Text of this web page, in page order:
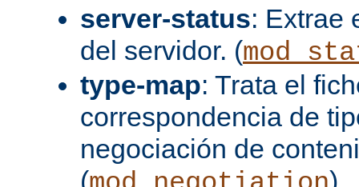
server-status: Extrae
del servidor. (
type-map: Trata el
correspondencia de
negociación de
(
)